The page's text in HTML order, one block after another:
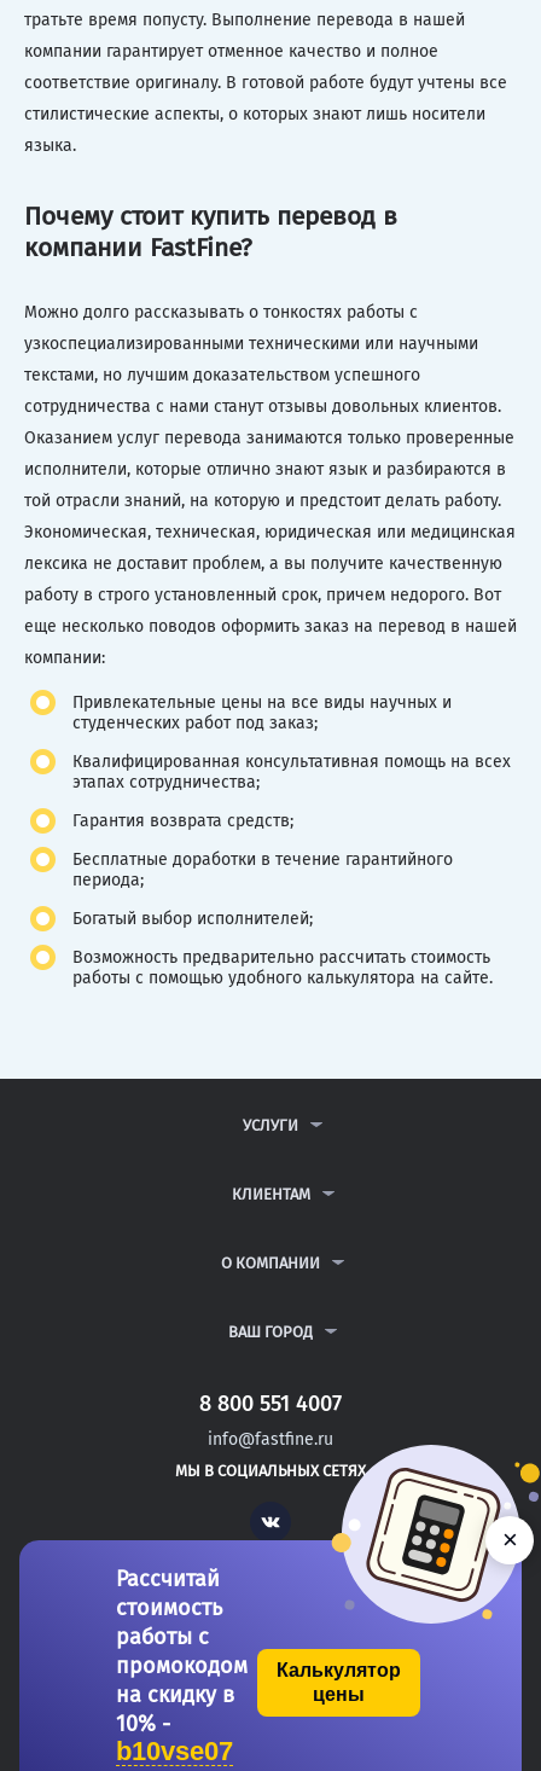
тратьте время попусту. Выполнение перевода в нашей
компании гарантирует отменное качество и полное
соответствие оригиналу. В готовой работе будут учтены все
стилистические аспекты, о которых знают лишь носители
языка.
Почему стоит купить перевод в
компании FastFine?
Можно долго рассказывать о тонкостях работы с
узкоспециализированными техническими или научными
текстами, но лучшим доказательством успешного
сотрудничества с нами станут отзывы довольных клиентов.
Оказанием услуг перевода занимаются только проверенные
исполнители, которые отлично знают язык и разбираются в
той отрасли знаний, на которую и предстоит делать работу.
Экономическая, техническая, юридическая или медицинская
лексика не доставит проблем, а вы получите качественную
работу в строго установленный срок, причем недорого. Вот
еще несколько поводов оформить заказ на перевод в нашей
компании:
Привлекательные цены на все виды научных и
студенческих работ под заказ;
Квалифицированная консультативная помощь на всех
этапах сотрудничества;
Гарантия возврата средств;
Бесплатные доработки в течение гарантийного
периода;
Богатый выбор исполнителей;
Возможность предварительно рассчитать стоимость
работы с помощью удобного калькулятора на сайте.
УСЛУГИ
ДИПЛОМНЫЕ РАБОТЫ
РЕФЕРАТЫ
КЛИЕНТАМ
ВОПРОСЫ И ОТВЕТЫ
ПОЛИТИКА КОНФИДЕНЦИАЛЬНОСТИ
О КОМПАНИИ
КОНТАКТЫ
ВАШ ГОРОД
САНКТ-ПЕТЕРБУРГ
БИЙСК
БИРОБИДЖАН
8 800 551 4007
info@fastfine.ru
МЫ В СОЦИАЛЬНЫХ СЕТЯХ
Vk
Copyright 2011-2026 FastFine.ru
Рассчитай
стоимость
работы с
промокодом
на скидку в
10% -
b10vse07
Калькулятор
цены
×